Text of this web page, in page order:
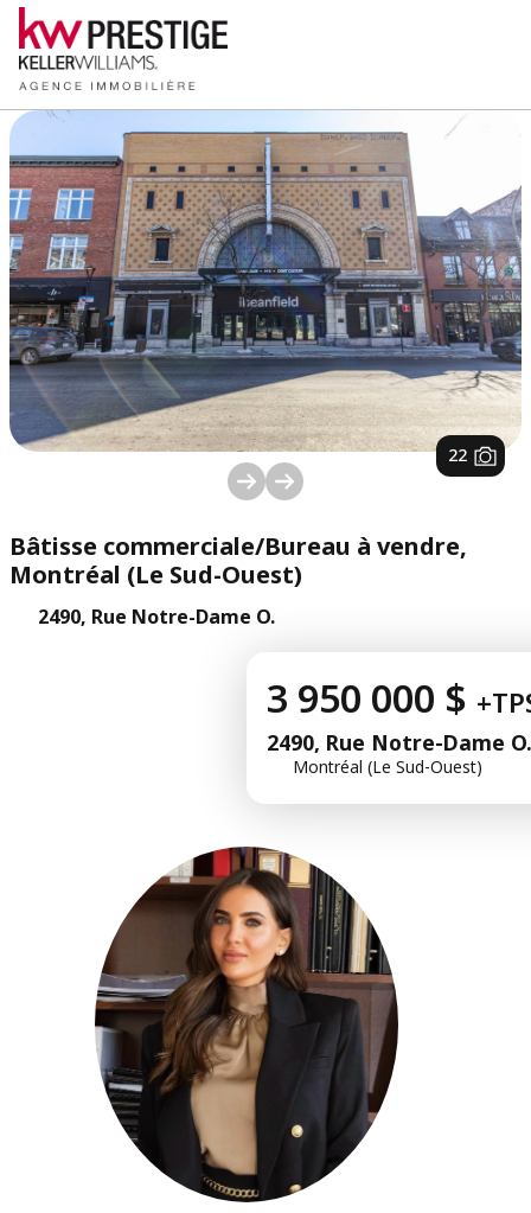
1/ 22
Bâtisse commerciale/Bureau à vendre,
Montréal (Le Sud-Ouest)
2490, Rue Notre-Dame O.
3 950 000 $
2490, Rue Notre-Dame O.
Montréal (Le Sud-Ouest)